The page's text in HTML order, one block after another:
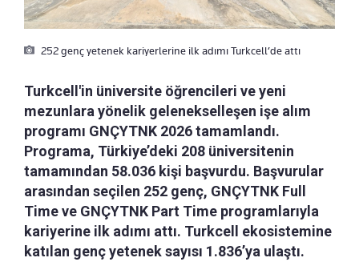
252 genç yetenek kariyerlerine ilk adımı Turkcell’de attı
Turkcell'in üniversite öğrencileri ve yeni
mezunlara yönelik gelenekselleşen işe alım
programı GNÇYTNK 2026 tamamlandı.
Programa, Türkiye’deki 208 üniversitenin
tamamından 58.036 kişi başvurdu. Başvurular
arasından seçilen 252 genç, GNÇYTNK Full
Time ve GNÇYTNK Part Time programlarıyla
kariyerine ilk adımı attı. Turkcell ekosistemine
katılan genç yetenek sayısı 1.836’ya ulaştı.